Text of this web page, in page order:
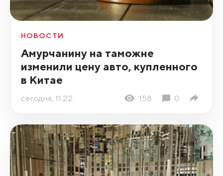
НОВОСТИ
Амурчанину на таможне
изменили цену авто, купленного
в Китае
сегодня, 11:22 158 0